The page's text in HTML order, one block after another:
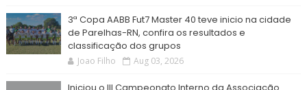
3ª Copa AABB Fut7 Master 40 teve inicio na cidade
de Parelhas-RN, confira os resultados e
classificação dos grupos
Joao Filho Aug 03, 2026